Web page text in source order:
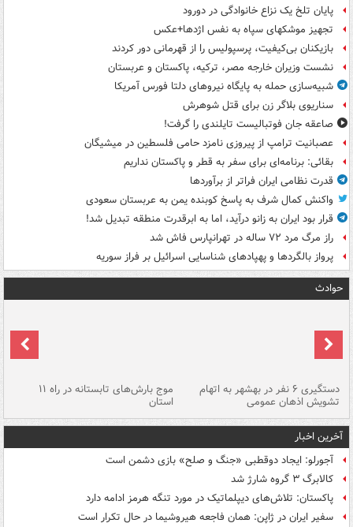
پایان تلخ یک نزاع خانوادگی در دورود
تجهیز موشکهای سپاه به نفس اژدها+عکس
بازیکنان بی‌کیفیت، پرسپولیس را از قهرمانی دور کردند
نشست وزیران خارجه مصر، ترکیه، پاکستان و عربستان
شبیه‌سازی حمله به پایگاه نیروهای دلتا فورس آمریکا
سناریوی بلاگر زن برای قتل شوهرش
صاعقه جان فوتبالیست تایلندی را گرفت!
عصبانیت ترامپ از پیروزی نامزد حامی فلسطین در میشیگان
بقائی: برنامه‌ای برای سفر به قطر و پاکستان نداریم
قدرت نظامی ایران فراتر از برآوردها
واکنش کمال شرف به پاسخ کوبنده یمن به عربستان سعودی
قرار بود ایران به زانو درآید، اما به ابرقدرت منطقه تبدیل شد!
راز مرگ مرد ۷۲ ساله در تهرانپارس فاش شد
پرواز بالگردها و پهپادهای شناسایی اسرائیل بر فراز سوریه
حوادث
دستگیری ۶ نفر در بهشهر به اتهام
تشویش اذهان عمومی
موج بارش‌های تابستانه در راه ۱۱
استان
آخرین اخبار
آجورلو: ایجاد دوقطبی «جنگ و صلح‌» بازی دشمن است
کالابرگ ۳ گروه شارژ شد
پاکستان: تلاش‌های دیپلماتیک در مورد تنگه هرمز ادامه دارد
سفیر ایران در ژاپن: همان فاجعه هیروشیما در حال تکرار است